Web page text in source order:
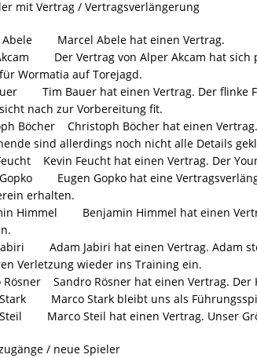
mit Vertrag / Vertragsverlängerung
Abele Marcel Abele hat einen Vertrag.
Der Vertrag von Alper Akcam hat sich
Wormatia auf Torejagd.
Tim Bauer hat einen Vertrag. Der flinke
nach zur Vorbereitung fit.
Böcher Christoph Böcher hat einen
sind allerdings noch nicht alle Details
Kevin Feucht hat einen Vertrag. Der
Eugen Gopko hat eine
erhalten.
Himmel Benjamin Himmel hat einen
Adam Jabiri hat einen Vertrag. Adam
Verletzung wieder ins Training ein.
Rösner Sandro Rösner hat einen Vertrag. Der
Marco Stark bleibt uns als
Marco Steil hat einen Vertrag. Unser
/ neue Spieler